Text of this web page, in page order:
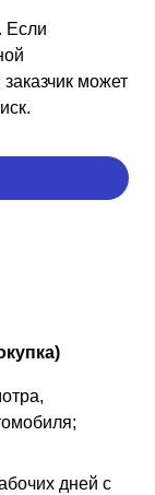
Если
может
дней с